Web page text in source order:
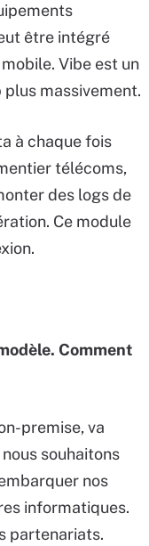
être intégré
Vibe est un
plus massivement.
à chaque fois
télécoms,
des logs de
Ce module
Comment
premise, va
souhaitons
nos
informatiques.
partenariats.